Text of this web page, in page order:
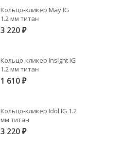
Кольцо-кликер May IG
1.2 мм титан
3 220 ₽
Кольцо-кликер Insight IG
1.2 мм титан
1 610 ₽
Кольцо-кликер Idol IG 1.2
мм титан
3 220 ₽